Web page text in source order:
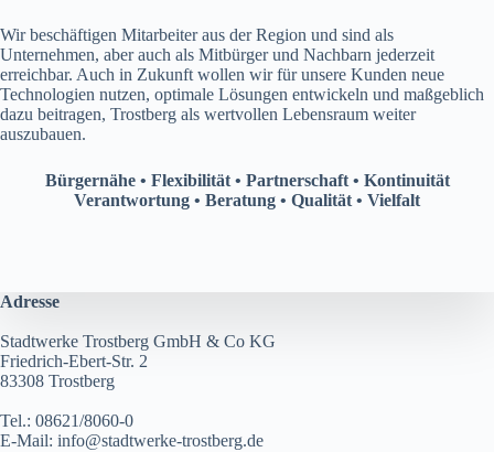
Wir beschäftigen Mitarbeiter aus der Region und sind als
Unternehmen, aber auch als Mitbürger und Nachbarn jederzeit
erreichbar. Auch in Zukunft wollen wir für unsere Kunden neue
Technologien nutzen, optimale Lösungen entwickeln und maßgeblich
dazu beitragen, Trostberg als wertvollen Lebensraum weiter
auszubauen.
Bürgernähe • Flexibilität • Partnerschaft • Kontinuität
Verantwortung • Beratung • Qualität • Vielfalt
Adresse
Stadtwerke Trostberg GmbH & Co KG
Friedrich-Ebert-Str. 2
83308 Trostberg
Tel.: 08621/8060-0
E-Mail: info@stadtwerke-trostberg.de